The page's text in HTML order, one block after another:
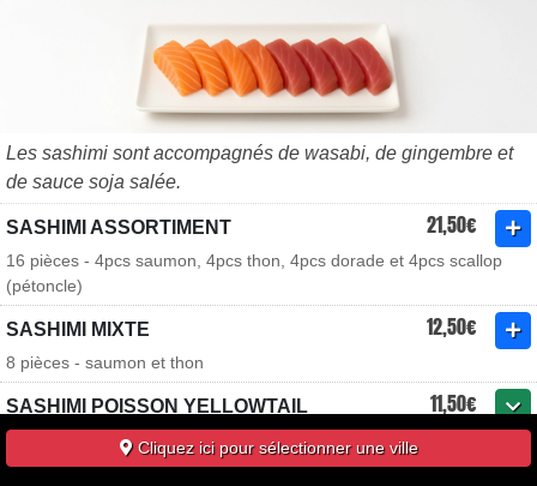
Les sashimi sont accompagnés de wasabi, de gingembre et
de sauce soja salée.
SASHIMI ASSORTIMENT 21,50€
16 pièces - 4pcs saumon, 4pcs thon, 4pcs dorade et 4pcs scallop
(pétoncle)
SASHIMI MIXTE 12,50€
8 pièces - saumon et thon
SASHIMI POISSON YELLOWTAIL 11,50€
8 ou 16 pièces - flétanCliquez ici pour sélectionner une ville